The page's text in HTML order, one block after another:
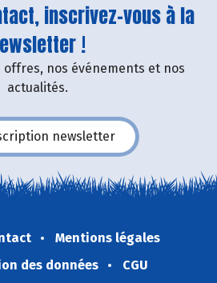
inscrivez-vous à la
!
offres, nos événements et nos
actualités.
newsletter
Mentions légales
des données
CGU